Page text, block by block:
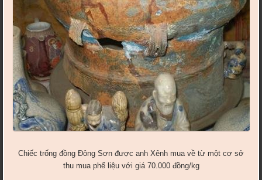
Chiếc trống đồng Đông Sơn được anh Xênh mua về từ một cơ sở
thu mua phế liệu với giá 70.000 đồng/kg